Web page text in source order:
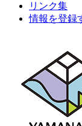
リンク集
情報を登録